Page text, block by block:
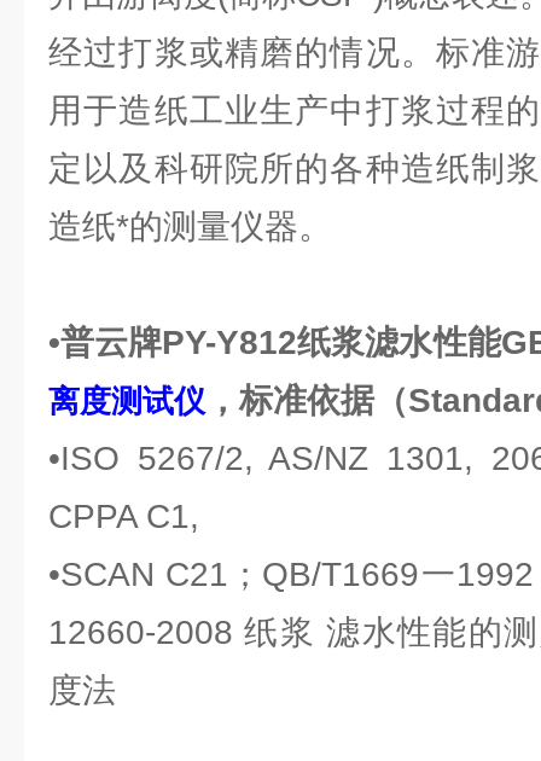
经过打浆或精磨的情况。标准
用于造纸工业生产中打浆过程
定以及科研院所的各种造纸制
造纸*的测量仪器。
•普云牌PY-Y812纸浆滤水性能
离度测试仪 ，标准依据（
•ISO 5267/2, AS/NZ 1301,
CPPA C1,
•SCAN C21；QB/T1669一
12660-2008 纸浆 滤水性能的
度法